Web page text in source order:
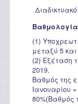
Βαθμολογία
(1)
μεταξύ 5
(2) Εξέταση
2019.
Βαθμός της
Ιανουαρίου
80%(Βαθμός